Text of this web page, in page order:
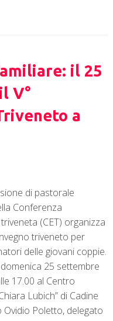
il 25
V°
a
di pastorale
Conferenza
(CET) organizza
triveneto per
delle giovani coppie.
25 settembre
17.00 al Centro
Lubich” di Cadine
Poletto, delegato